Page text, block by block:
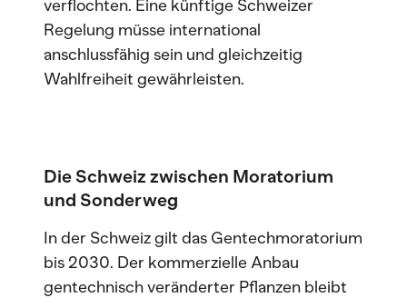
verflochten. Eine künftige Schweizer
Regelung müsse international
anschlussfähig sein und gleichzeitig
Wahlfreiheit gewährleisten.
Die Schweiz zwischen Moratorium
und Sonderweg
In der Schweiz gilt das Gentechmoratorium
bis 2030. Der kommerzielle Anbau
gentechnisch veränderter Pflanzen bleibt